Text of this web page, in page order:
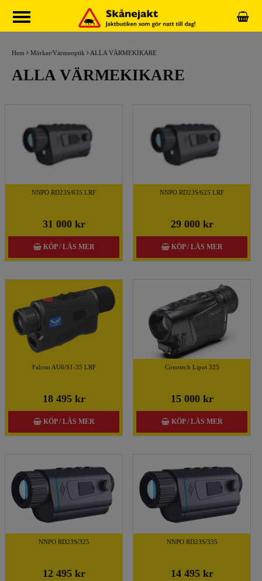
Hem Mörker/Värmeoptik ALLA VÄRMEKIKARE
ALLA VÄRMEKIKARE
NNPO RD23S/635 LRF
31 000 kr
KÖP / LÄS MER
NNPO RD23S/625 LRF
29 000 kr
KÖP / LÄS MER
Falcon AU6/S1-35 LRF
18 495 kr
KÖP / LÄS MER
Conotech Lipot 325
15 000 kr
KÖP / LÄS MER
NNPO RD23S/325
12 495 kr
NNPO RD23S/335
14 495 kr